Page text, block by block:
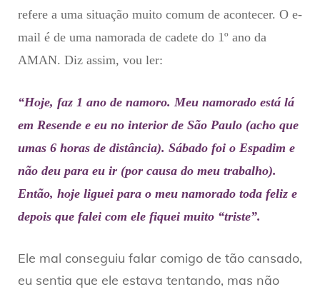
refere a uma situação muito comum de acontecer. O e-
mail é de uma namorada de cadete do 1º ano da
AMAN. Diz assim, vou ler:
“Hoje, faz 1 ano de namoro. Meu namorado está lá
em Resende e eu no interior de São Paulo (acho que
umas 6 horas de distância). Sábado foi o Espadim e
não deu para eu ir (por causa do meu trabalho).
Então, hoje liguei para o meu namorado toda feliz e
depois que falei com ele fiquei muito “triste”.
Ele mal conseguiu falar comigo de tão cansado,
eu sentia que ele estava tentando, mas não